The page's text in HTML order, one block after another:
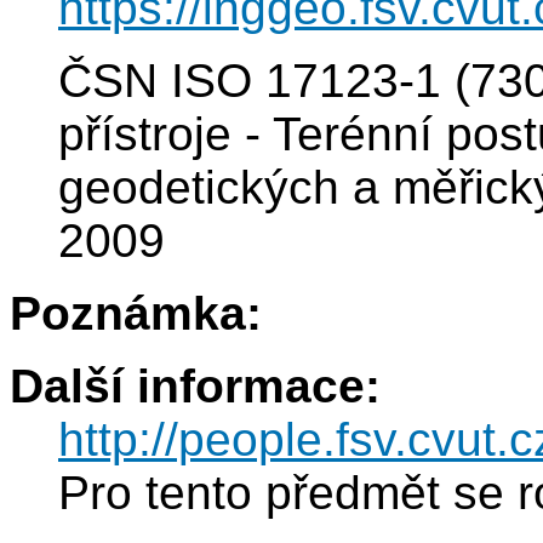
ČSN ISO 17123-1
přístroje - Terénní
geodetických a
2009
Poznámka:
Další informace:
http://
Pro tento předmět se